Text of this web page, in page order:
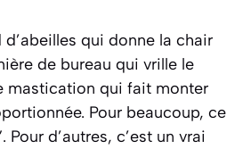
qui donne la chair
de bureau qui vrille le
mastication qui fait monter
Pour beaucoup, ce
Pour d’autres, c’est un vrai